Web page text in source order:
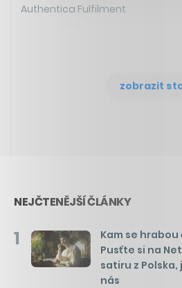
Authentica Fulfilment
zobrazit
NEJČTENĚJŠÍ ČLÁNKY
1
Kam se
Pusťte si na
satiru z
nás